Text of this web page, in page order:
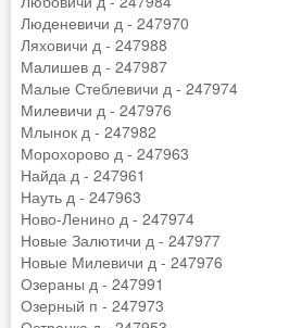
Люденевичи д - 247970
Ляховичи д - 247988
Малишев д - 247987
Малые Стеблевичи д - 247974
Милевичи д - 247976
Млынок д - 247982
Морохорово д - 247963
Найда д - 247961
Науть д - 247963
Ново-Ленино д - 247974
Новые Залютичи д - 247977
Новые Милевичи д - 247976
Озераны д - 247991
Озерный п - 247973